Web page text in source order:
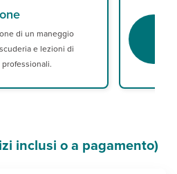
di un maneggio
e lezioni di
inclusi o a pagamento)